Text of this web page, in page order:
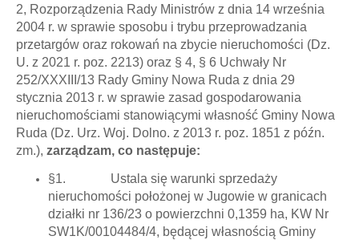
2, Rozporządzenia Rady Ministrów z dnia 14 września
2004 r. w sprawie sposobu i trybu przeprowadzania
przetargów oraz rokowań na zbycie nieruchomości (Dz.
U. z 2021 r. poz. 2213) oraz § 4, § 6 Uchwały Nr
252/XXXIII/13 Rady Gminy Nowa Ruda z dnia 29
stycznia 2013 r. w sprawie zasad gospodarowania
nieruchomościami stanowiącymi własność Gminy Nowa
Ruda (Dz. Urz. Woj. Dolno. z 2013 r. poz. 1851 z późn.
zm.), zarządzam, co następuje:
§1. Ustala się warunki sprzedaży
nieruchomości położonej w Jugowie w granicach
działki nr 136/23 o powierzchni 0,1359 ha, KW Nr
SW1K/00104484/4, będącej własnością Gminy